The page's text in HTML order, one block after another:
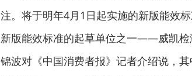
注。将于明年4月1日起实施的新版能效
新版能效标准的起草单位之一——威凯
锦波对《中国消费者报》记者介绍说，